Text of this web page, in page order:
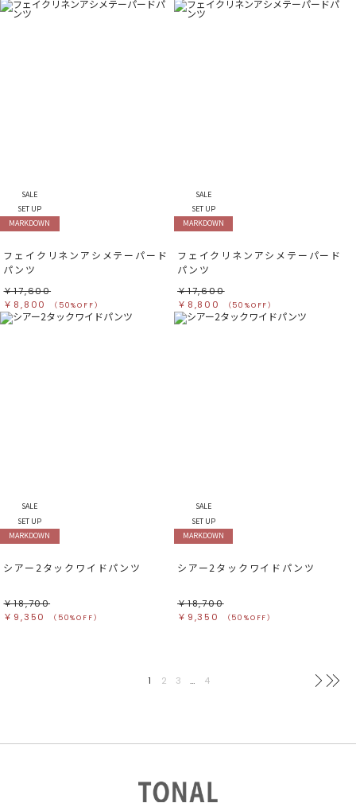
SALE
SET UP
MARKDOWN
フェイクリネンアシメテーパード
パンツ
￥17,600
￥8,800
（50%OFF）
SALE
SET UP
MARKDOWN
フェイクリネンアシメテーパード
パンツ
￥17,600
￥8,800
（50%OFF）
SALE
SET UP
MARKDOWN
シアー2タックワイドパンツ
￥18,700
￥9,350
（50%OFF）
SALE
SET UP
MARKDOWN
シアー2タックワイドパンツ
￥18,700
￥9,350
（50%OFF）
1 2 3 … 4 次へ